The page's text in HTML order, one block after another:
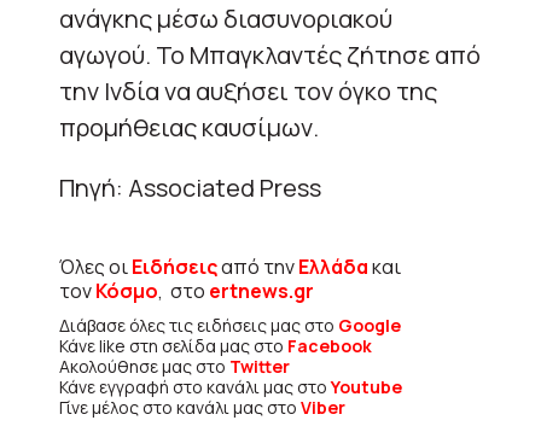
ανάγκης μέσω διασυνοριακού
αγωγού. Το Μπαγκλαντές ζήτησε από
την Ινδία να αυξήσει τον όγκο της
προμήθειας καυσίμων.
Πηγή: Associated Press
Όλες οιΕιδήσειςαπό τηνΕλλάδακαι
τονΚόσμο, στο ertnews.gr
Διάβασε όλες τις ειδήσεις μας στο Google
Κάνε like στη σελίδα μας στο Facebook
Ακολούθησε μας στο Twitter
Κάνε εγγραφή στο κανάλι μας στοYoutube
Γίνε μέλος στο κανάλι μας στο Viber